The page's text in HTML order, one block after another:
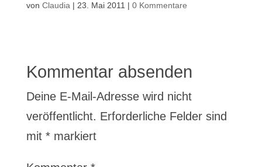
von Claudia | 23. Mai 2011 | 0 Kommentare
Kommentar absenden
Deine E-Mail-Adresse wird nicht
veröffentlicht. Erforderliche Felder sind
mit *markiert